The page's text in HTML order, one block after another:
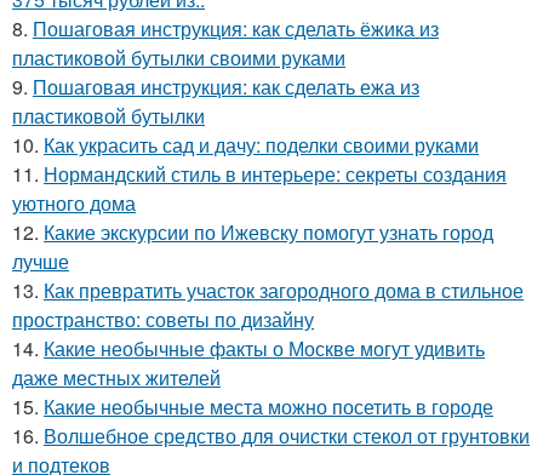
8. Пошаговая инструкция: как сделать ёжика из
пластиковой бутылки своими руками
9. Пошаговая инструкция: как сделать ежа из
пластиковой бутылки
10. Как украсить сад и дачу: поделки своими руками
11. Нормандский стиль в интерьере: секреты создания
уютного дома
12. Какие экскурсии по Ижевску помогут узнать город
лучше
13. Как превратить участок загородного дома в стильное
пространство: советы по дизайну
14. Какие необычные факты о Москве могут удивить
даже местных жителей
15. Какие необычные места можно посетить в городе
16. Волшебное средство для очистки стекол от грунтовки
и подтеков